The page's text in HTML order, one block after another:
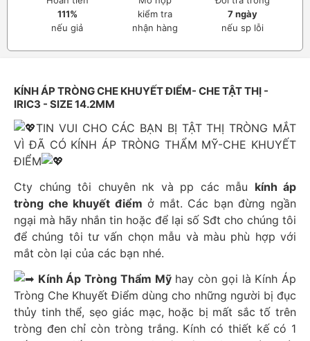
111%
nếu giả
kiểm tra
nhận hàng
7 ngày
nếu sp lỗi
KÍNH ÁP TRÒNG CHE KHUYẾT ĐIỂM- CHE TẬT THỊ -
IRIC3 - SIZE 14.2MM
TIN VUI CHO CÁC BẠN BỊ TẬT THỊ TRÒNG MẮT
VÌ ĐÃ CÓ KÍNH ÁP TRÒNG THẨM MỸ-CHE KHUYẾT
ĐIỂM
Cty chúng tôi chuyên nk và pp các mẫu kính áp
tròng che khuyết điểm ở mắt. Các bạn đừng ngần
ngại mà hãy nhắn tin hoặc để lại số Sđt cho chúng tôi
để chúng tôi tư vấn chọn mẫu và màu phù hợp với
mắt còn lại của các bạn nhé.
Kính Áp Tròng Thẩm Mỹhay còn gọi là Kính Áp
Tròng Che Khuyết Điểm dùng cho những người bị đục
thủy tinh thể, sẹo giác mạc, hoặc bị mất sắc tố trên
tròng đen chỉ còn tròng trắng. Kính có thiết kế có 1